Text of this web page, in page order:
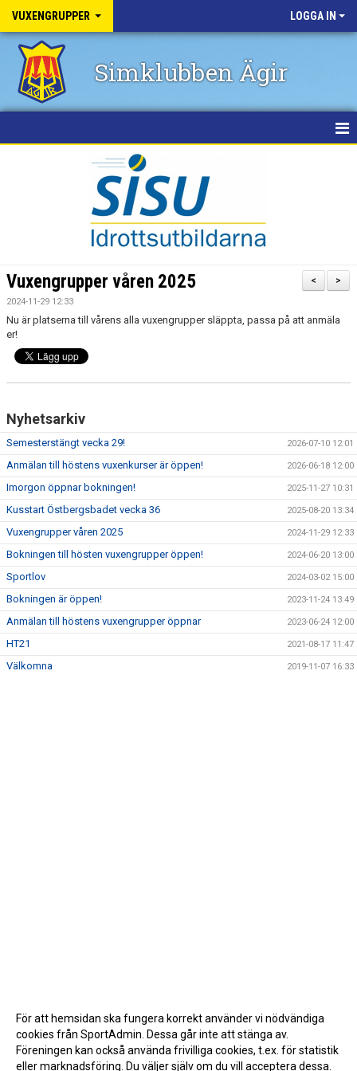
VUXENGRUPPER LOGGA IN
Simklubben Ägir
KALENDER
KONTAKT
>
<
Vuxengrupper våren 2025
2024-11-29 12:33
Nu är platserna till vårens alla vuxengrupper släppta, passa på att anmäla
er!
Nyhetsarkiv
Semesterstängt vecka 29! 2026-07-10 12:01
Anmälan till höstens vuxenkurser är öppen! 2026-06-18 12:00
Imorgon öppnar bokningen! 2025-11-27 10:31
Kusstart Östbergsbadet vecka 36 2025-08-20 13:34
Vuxengrupper våren 2025 2024-11-29 12:33
Bokningen till hösten vuxengrupper öppen! 2024-06-20 13:00
Sportlov 2024-03-02 15:00
Bokningen är öppen! 2023-11-24 13:49
Anmälan till höstens vuxengrupper öppnar 2023-06-24 12:00
HT21 2021-08-17 11:47
Välkomna 2019-11-07 16:33
För att hemsidan ska fungera korrekt använder vi nödvändiga
cookies från SportAdmin. Dessa går inte att stänga av.
Föreningen kan också använda frivilliga cookies, t.ex. för statistik
eller marknadsföring. Du väljer själv om du vill acceptera dessa.